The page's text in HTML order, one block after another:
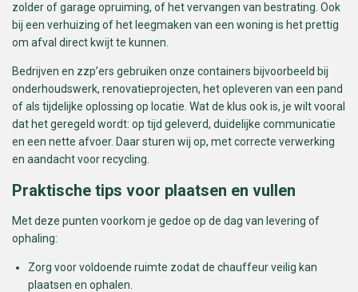
zolder of garage opruiming, of het vervangen van bestrating. Ook
bij een verhuizing of het leegmaken van een woning is het prettig
om afval direct kwijt te kunnen.
Bedrijven en zzp’ers gebruiken onze containers bijvoorbeeld bij
onderhoudswerk, renovatieprojecten, het opleveren van een pand
of als tijdelijke oplossing op locatie. Wat de klus ook is, je wilt vooral
dat het geregeld wordt: op tijd geleverd, duidelijke communicatie
en een nette afvoer. Daar sturen wij op, met correcte verwerking
en aandacht voor recycling.
Praktische tips voor plaatsen en vullen
Met deze punten voorkom je gedoe op de dag van levering of
ophaling:
Zorg voor voldoende ruimte zodat de chauffeur veilig kan
plaatsen en ophalen.